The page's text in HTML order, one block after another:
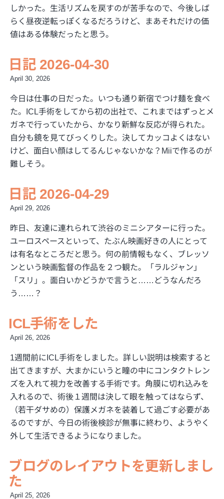
しかった。生活リズムを戻すのが苦手なので、今後しば
らく昼夜逆転っぽくなるだろうけど、まあそれだけの価
値はある体験だったと思う。
日記 2026-04-30
April 30, 2026
今日は仕事の日だった。いつも通り新宿でつけ麺を食べ
た。ICL手術をしてから初の出社で、これまではずっとメ
ガネで行っていたから、かなり新鮮な反応が得られた。
自分も鏡を見てびっくりした。決してカッコよくはない
けど、面白い顔はしてるんじゃないかな？Miiで作るのが
難しそう。
日記 2026-04-29
April 29, 2026
昨日、友達に連れられて渋谷のミニシアターに行った。
ユーロスペースといって、たぶん映画好きの人にとって
は有名なところだと思う。何の前情報もなく、ブレッソ
ンという映画監督の作品を２つ観た。「ラルジャン」
「スリ」。面白いかどうかで言うと……どうなんだろ
う……？
ICL手術をした
April 26, 2026
1週間前にICL手術をしました。詳しい説明は検索すると
出てきますが、大まかにいうと瞳の中にコンタクトレン
ズを入れて視力を改善する手術です。角膜に切れ込みを
入れるので、術後１週間は決して眼を触ってはならず、
（若干ダサめの）保護メガネを装着して過ごす必要があ
るのですが、今日の術後検診が無事に終わり、ようやく
外して生活できるようになりました。
ブログのレイアウトを更新しまし
た
April 25, 2026